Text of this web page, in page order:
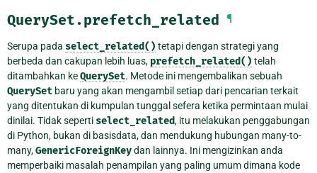
QuerySet.prefetch_related ¶
Serupa pada select_related() tetapi dengan strategi yang
berbeda dan cakupan lebih luas, prefetch_related() telah
ditambahkan keQuerySet. Metode ini mengembalikan sebuah
QuerySet baru yang akan mengambil setiap dari pencarian terkait
yang ditentukan di kumpulan tunggal sefera ketika permintaan mulai
dinilai. Tidak seperti select_related, itu melakukan penggabungan
di Python, bukan di basisdata, dan mendukung hubungan many-to-
many,GenericForeignKeydan lainnya. Ini mengizinkan anda
memperbaiki masalah penampilan yang paling umum dimana kode